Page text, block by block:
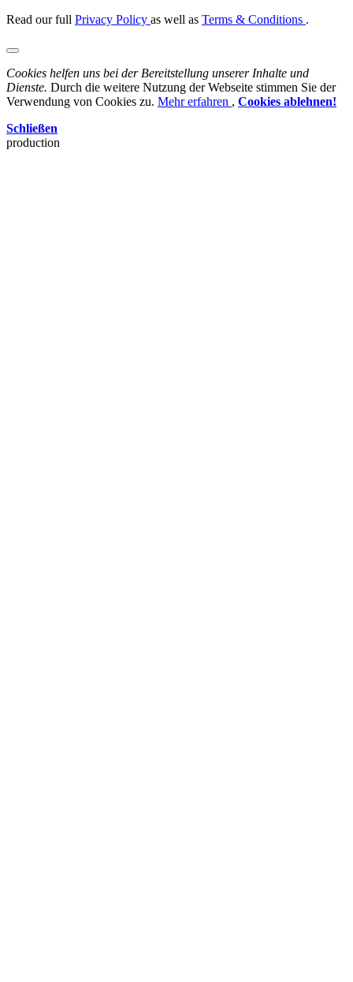
Read our full Privacy Policy as well as Terms & Conditions .
Cookies helfen uns bei der Bereitstellung unserer Inhalte und
Dienste. Durch die weitere Nutzung der Webseite stimmen Sie der
Verwendung von Cookies zu. Mehr erfahren , Cookies ablehnen!
Schließen
production